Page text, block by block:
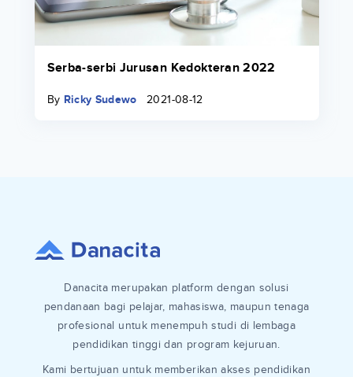
Serba-serbi Jurusan Kedokteran 2022
By Ricky Sudewo 2021-08-12
Danacita merupakan platform dengan solusi
pendanaan bagi pelajar, mahasiswa, maupun tenaga
profesional untuk menempuh studi di lembaga
pendidikan tinggi dan program kejuruan.
Kami bertujuan untuk memberikan akses pendidikan